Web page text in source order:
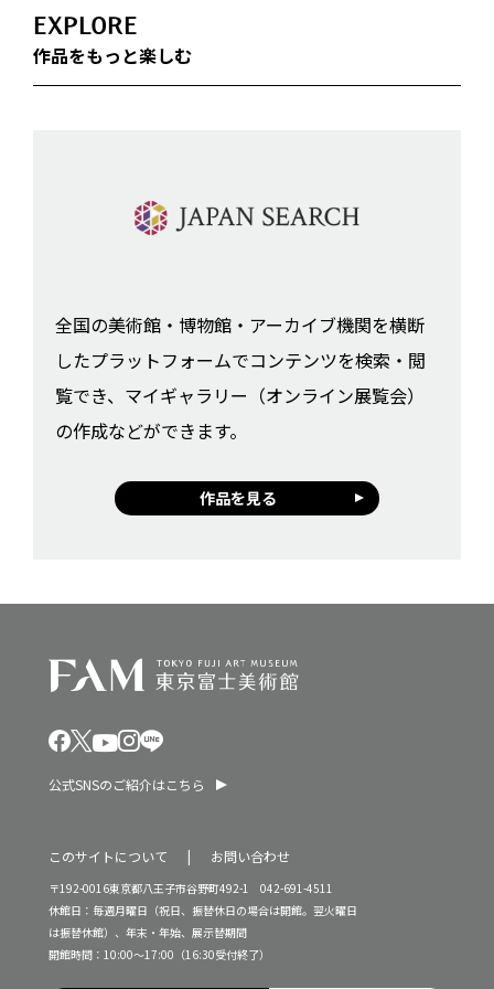
EXPLORE
作品をもっと楽しむ
全国の美術館・博物館・アーカイブ機関を横断
したプラットフォームでコンテンツを検索・閲
覧でき、マイギャラリー（オンライン展覧会）
の作成などができます。
作品を見る
公式SNSのご紹介はこちら
このサイトについて お問い合わせ
〒192-0016東京都八王子市谷野町492-1 042-691-4511
休館日：毎週月曜日（祝日、振替休日の場合は開館。翌火曜日
は振替休館）、年末・年始、展示替期間
開館時間：10:00～17:00（16:30受付終了）